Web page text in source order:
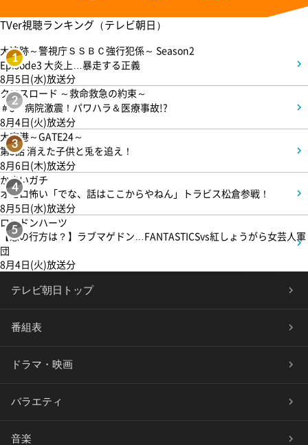
TVer視聴ランキング（テレビ朝日）
1
大追跡～警視庁ＳＳＢＣ強行犯係～ Season2
Episode3 大炎上…暴走する正義
8月5日(水)放送分
2
クロスロード ～救命救急の約束～
＃5 病院激震！パワハラ＆医療事故!?
8月4日(火)放送分
3
大空港～GATE24～
第3話 消えた子供と兎を追え！
8月6日(木)放送分
4
かまいガチ
オモロ怖い「でな、話はここからやねん」トラビス松倉参戦！
8月5日(水)放送分
5
ロンドンハーツ
【恋の行方は？】ラブマゲドン…FANTASTICSvs紅しょうがら女芸人軍
団
8月4日(火)放送分
テレビ朝日トップ
番組表
ドラマ・映画
バラエティ
音楽